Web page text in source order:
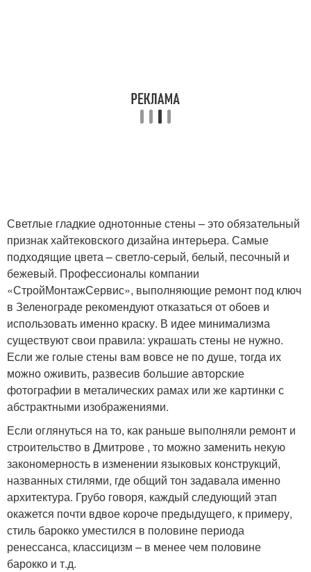
Светлые гладкие однотонные стены – это обязательный
признак хайтековского дизайна интерьера. Самые
подходящие цвета – светло-серый, белый, песочный и
бежевый. Профессионалы компании
«СтройМонтажСервис», выполняющие ремонт под ключ
в Зеленограде рекомендуют отказаться от обоев и
использовать именно краску. В идее минимализма
существуют свои правила: украшать стены не нужно.
Если же голые стены вам вовсе не по душе, тогда их
можно оживить, развесив большие авторские
фотографии в металических рамах или же картинки с
абстрактными изображениями.
Если оглянуться на то, как раньше выполняли ремонт и
строительство в Дмитрове , то можно заменить некую
закономерность в изменении языковых конструкций,
названных стилями, где общий тон задавала именно
архитектура. Грубо говоря, каждый следующий этап
окажется почти вдвое короче предыдущего, к примеру,
стиль барокко уместился в половине периода
ренессанса, классицизм – в менее чем половине
барокко и т.д.